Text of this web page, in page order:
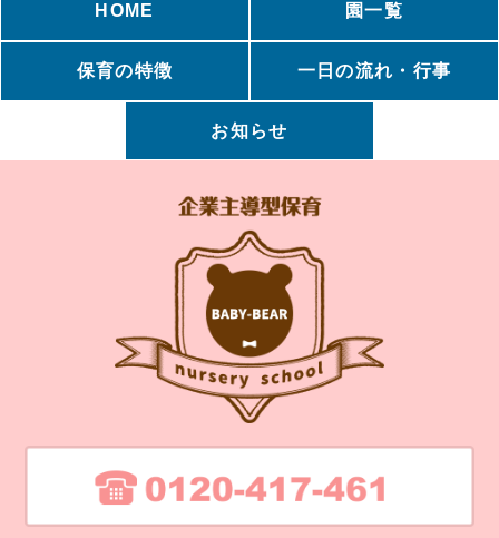
HOME 園一覧
保育の特徴 一日の流れ・行事
お知らせ